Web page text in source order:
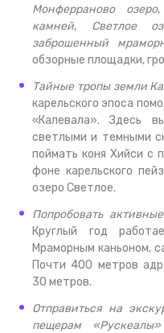
Монферраново озеро,
камней, Светлое
заброшенный
обзорные площадки,
Тайные тропы земли
карельского эпоса
«Калевала». Здесь
светлыми и темными
поймать коня Хийси с
фоне карельского
озеро Светлое.
Попробовать
Круглый год
Мраморным каньоном,
Почти 400 метров
30 метров.
Отправиться на
пещерам